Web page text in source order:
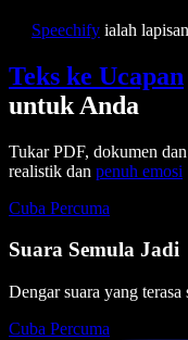
Speechify ialah
Teks ke Ucapan
untuk Anda
Tukar PDF, dokumen
realistik dan penuh emosi
Cuba Percuma
Suara Semula Jadi
Dengar suara yang terasa
Cuba Percuma